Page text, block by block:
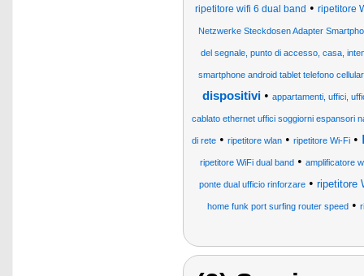
ripetitore wifi 6 dual band • ripetitore
Netzwerke Steckdosen Adapter
del segnale, punto di accesso, casa,
smartphone android tablet telefono
dispositivi• appartamenti, uffici,
cablato ethernet uffici soggiorni espansori
di rete • ripetitore wlan • ripetitore Wi-Fi •
ripetitore WiFi dual band • amplificatore
ponte dual ufficio rinforzare • ripetitore
home funk port surfing router speed •